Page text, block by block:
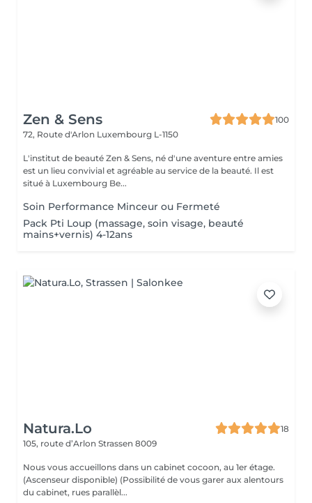
Zen & Sens
100
72, Route d'Arlon Luxembourg L-1150
L'institut de beauté Zen & Sens, né d'une aventure entre amies
est un lieu convivial et agréable au service de la beauté. Il est
situé à Luxembourg Be...
Soin Performance Minceur ou Fermeté
Pack Pti Loup (massage, soin visage, beauté
mains+vernis) 4-12ans
Natura.Lo
18
105, route d’Arlon Strassen 8009
Nous vous accueillons dans un cabinet cocoon, au 1er étage.
(Ascenseur disponible) (Possibilité de vous garer aux alentours
du cabinet, rues parallèl...